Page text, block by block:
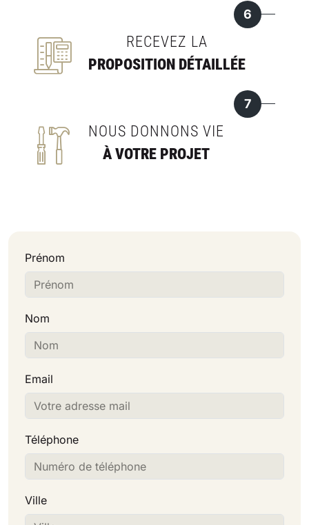
6
RECEVEZ LA
PROPOSITION DÉTAILLÉE
7
NOUS DONNONS VIE
À VOTRE PROJET
Prénom
Nom
Email
Téléphone
Ville